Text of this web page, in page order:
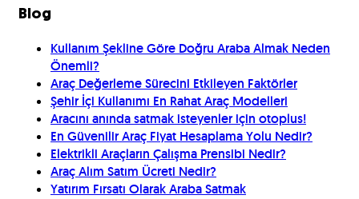
Blog
Kullanım Şekline Göre Doğru Araba Almak Neden
Önemli?
Araç Değerleme Sürecini Etkileyen Faktörler
Şehir İçi Kullanımı En Rahat Araç Modelleri
Aracını anında satmak isteyenler için otoplus!
En Güvenilir Araç Fiyat Hesaplama Yolu Nedir?
Elektrikli Araçların Çalışma Prensibi Nedir?
Araç Alım Satım Ücreti Nedir?
Yatırım Fırsatı Olarak Araba Satmak